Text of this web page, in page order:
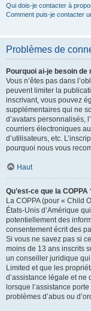
Qui dois-je contacter à
Comment puis-je contacter
Problèmes de
Pourquoi ai-je besoin de
Vous n’êtes pas dans
peuvent limiter la
inscrivant, vous pouvez
supplémentaires qui ne
d’avatars personnalisés,
courriers électroniques
d’utilisateurs, etc.
pourquoi nous vous
Haut
Qu’est-ce que la COPPA
La COPPA (pour « Child
États-Unis d’Amérique
potentiellement des
consentement écrit des
Si vous ne savez pas si
moins de 13 ans inscrits
un conseiller juridique
Limited et que les
d’assistance légale et ne
lorsque l’assistance
problèmes d’abus ou